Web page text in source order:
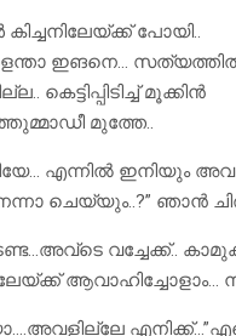
പോയി..
ഇങനെ…
കെട്ടിപ്പിടിച്ച് മൂക്കിൻ
മുത്തേ..
എന്നിൽ ഇനിയും
ചെയ്യും..?” ഞാൻ
വച്ചേക്ക്..
ആവാഹിച്ചോളാം…